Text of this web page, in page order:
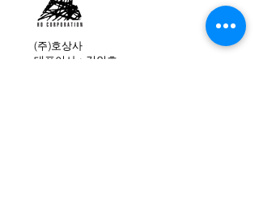
무게 : 430g (사이즈 39기준)
원산지 : 이탈리아
사이즈 : 37-43 (240-270mm)
* 창갈이 불가상품
(주)호상사
대표이사 : 김인호